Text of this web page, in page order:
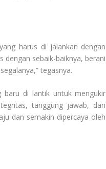
harus di jalankan dengan
dengan sebaik-baiknya, berani
tegasnya.
baru di lantik untuk mengukir
tanggung jawab, dan
dan semakin dipercaya oleh